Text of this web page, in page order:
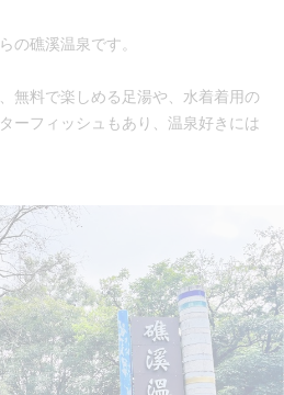
の礁溪温泉です。
無料で楽しめる足湯や、水着着用の
ーフィッシュもあり、温泉好きには